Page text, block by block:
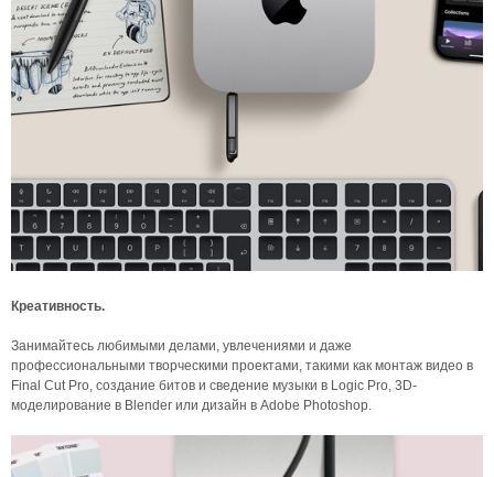
Креативность.
Занимайтесь любимыми делами, увлечениями и даже
профессиональными творческими проектами, такими как монтаж видео в
Final Cut Pro, создание битов и сведение музыки в Logic Pro, 3D-
моделирование в Blender или дизайн в Adobe Photoshop.